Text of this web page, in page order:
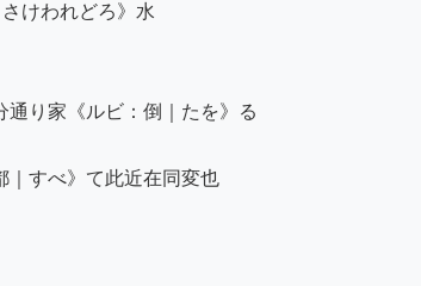
けわれどろ》水
り家《ルビ：倒｜たを》る
すべ》て此近在同変也